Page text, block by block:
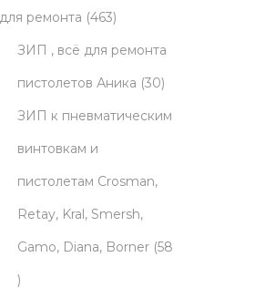
t
s
u
c
t
o
d
u
c
t
s
o
d
u
c
t
s
p
r
o
d
u
c
t
s
для ремонта 4634
6
3
p
o
d
u
ЗИП , всё для ремонта
пистолетов Аника 303
0
d
ЗИП к пневматическим
винтовкам и
пистолетам Crosman,
Retay, Kral, Smersh,
Gamo, Diana, Borner 58
5